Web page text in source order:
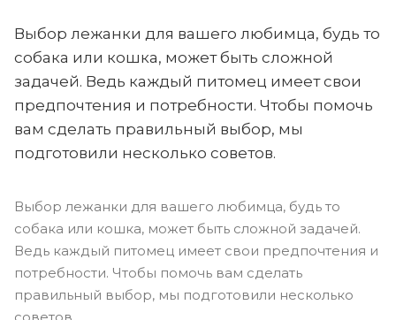
Выбор лежанки для вашего любимца, будь то
собака или кошка, может быть сложной
задачей. Ведь каждый питомец имеет свои
предпочтения и потребности. Чтобы помочь
вам сделать правильный выбор, мы
подготовили несколько советов.
Выбор лежанки для вашего любимца, будь то
собака или кошка, может быть сложной задачей.
Ведь каждый питомец имеет свои предпочтения и
потребности. Чтобы помочь вам сделать
правильный выбор, мы подготовили несколько